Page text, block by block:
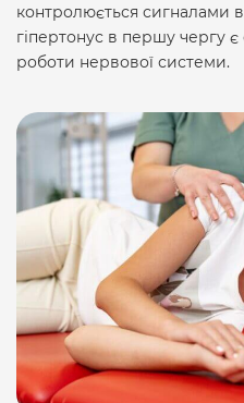
контролюється сигналами
гіпертонус в першу чергу
роботи нервової системи.